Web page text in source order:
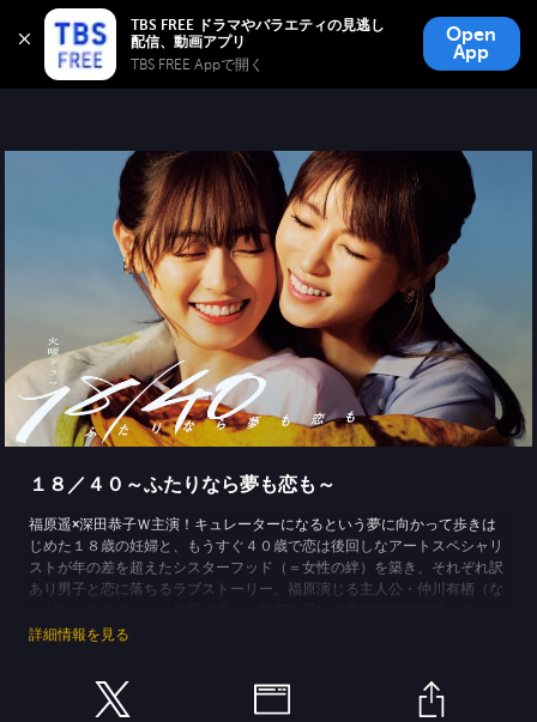
TBS FREE ドラマやバラエティの見逃し
TBS FREE Appで開く
Open
App
TBS FREE
無料見逃し配信
１８／４０～ふたりなら夢も恋も～
福原遥×深田恭子Ｗ主演！キュレーターになるという夢に向かって歩きは
じめた１８歳の妊婦と、もうすぐ４０歳で恋は後回しなアートスペシャリ
ストが年の差を超えたシスターフッド（＝女性の絆）を築き、それぞれ訳
あり男子と恋に落ちるラブストーリー。福原演じる主人公・仲川有栖（な
海外で活躍できるキュレーターになることを夢見ている高校３年生。その
妊娠によって１８歳の人生が一変する。一方、深田が演じるもう１人の主
人公・成瀬瞳子（なるせ・とうこ）は、もうすぐ４０歳になるビジネスパ
詳細情報を見る